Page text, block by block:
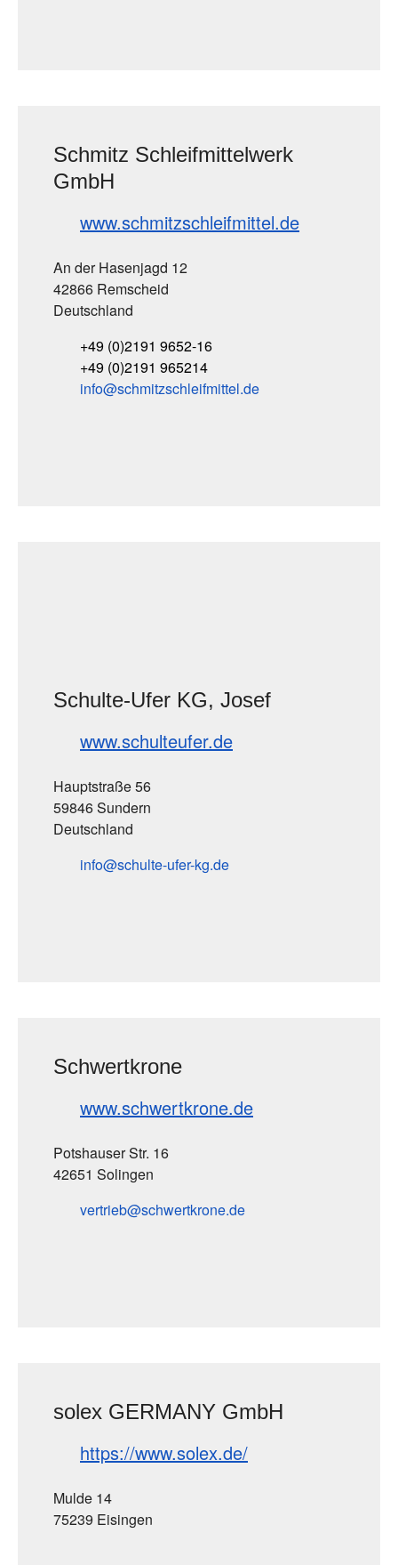
Schmitz Schleifmittelwerk
GmbH
www.schmitzschleifmittel.de
An der Hasenjagd 12
42866 Remscheid
Deutschland
+49 (0)2191 9652-16
+49 (0)2191 965214
info
schmitzschleifmittel de
Schulte-Ufer KG, Josef
www.schulteufer.de
Hauptstraße 56
59846 Sundern
Deutschland
info
schulte-ufer-kg de
Schwertkrone
www.schwertkrone.de
Potshauser Str. 16
42651 Solingen
vertrieb
schwertkronede
solex GERMANY GmbH
https://www.solex.de/
Mulde 14
75239 Eisingen